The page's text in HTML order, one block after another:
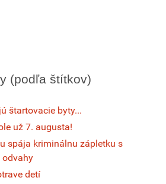
(podľa štítkov)
štartovacie byty...
už 7. augusta!
spája kriminálnu zápletku s
odvahy
detí